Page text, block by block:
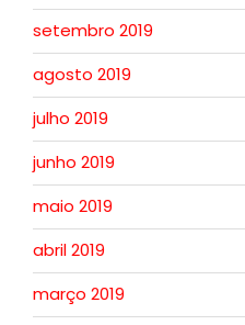
setembro 2019
agosto 2019
julho 2019
junho 2019
maio 2019
abril 2019
março 2019